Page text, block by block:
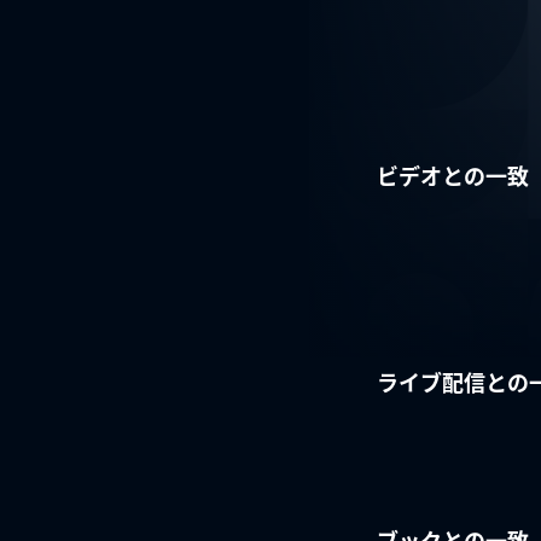
ビデオとの一致
ライブ配信との